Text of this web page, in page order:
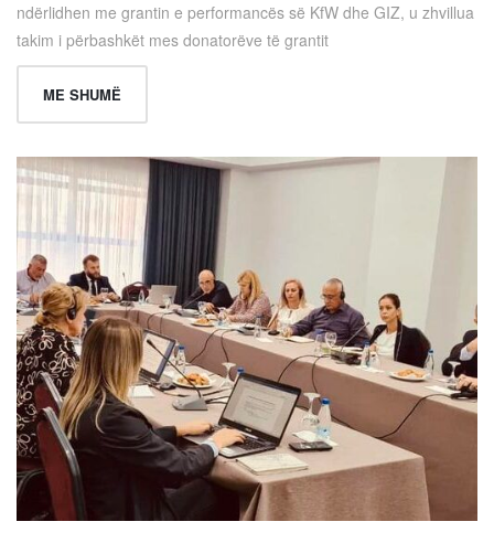
ndërlidhen me grantin e performancës së KfW dhe GIZ, u zhvillua
takim i përbashkët mes donatorëve të grantit
ME SHUMË